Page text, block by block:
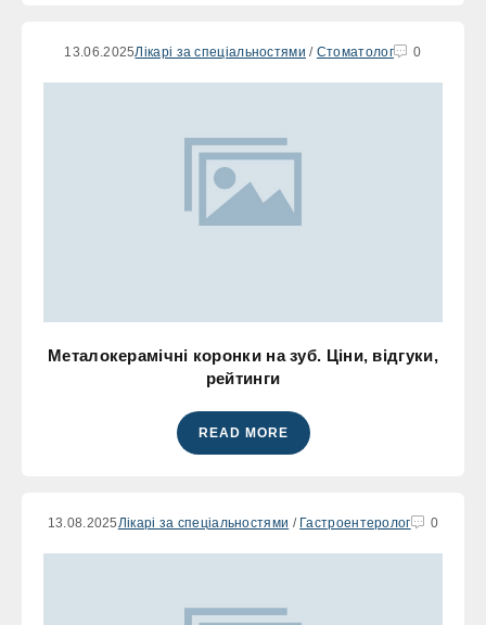
13.06.2025Лікарі за спеціальностями / Стоматолог 0
Металокерамічні коронки на зуб. Ціни, відгуки,
рейтинги
READ MORE
13.08.2025 Лікарі за спеціальностями / Гастроентеролог 0